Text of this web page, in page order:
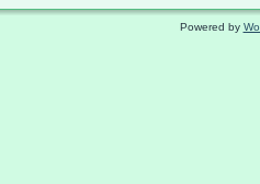
Powered by